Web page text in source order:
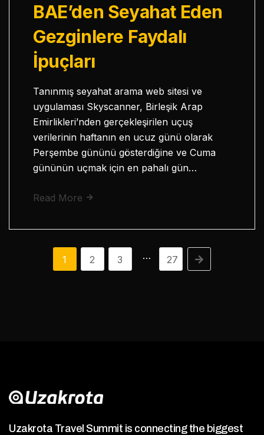
BAE’den Seyahat Eden
Gezginlere Faydalı
İpuçları
Tanınmış seyahat arama web sitesi ve
uygulaması Skyscanner, Birleşik Arap
Emirlikleri’nden gerçekleşirilen uçuş
verilerinin haftanın en ucuz günü olarak
Perşembe gününü gösterdiğine ve Cuma
gününün uçmak için en pahalı gün…
Read More
1 2 3 … 27
Uzakrota Travel Summit is connecting the biggest